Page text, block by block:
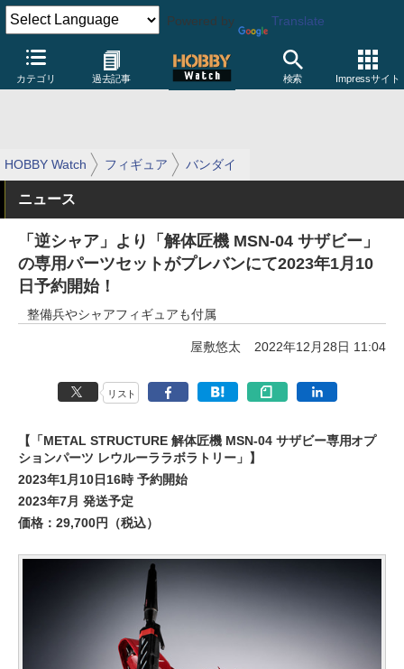
Powered by Translate
カテゴリ 過去記事 検索 Impressサイト
HOBBY Watch フィギュア バンダイ
ニュース
「逆シャア」より「解体匠機 MSN-04 サザビー」
の専用パーツセットがプレバンにて2023年1月10
日予約開始！
整備兵やシャアフィギュアも付属
屋敷悠太 2022年12月28日 11:04
リスト
【「METAL STRUCTURE 解体匠機 MSN-04 サザビー専用オプ
ションパーツ レウルーララボラトリー」】
2023年1月10日16時 予約開始
2023年7月 発送予定
価格：29,700円（税込）